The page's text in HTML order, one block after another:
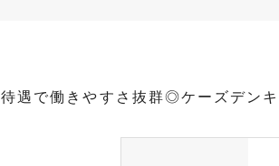
遇で働きやすさ抜群◎ケーズデン